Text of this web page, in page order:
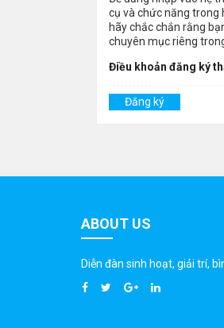
cụ và chức năng trong
hãy chắc chắn rằng
chuyên mục riêng
Điều khoản đăng ký
Đăng ký
ABOUT US
Diễn đàn sinh hoạt, giải trí,